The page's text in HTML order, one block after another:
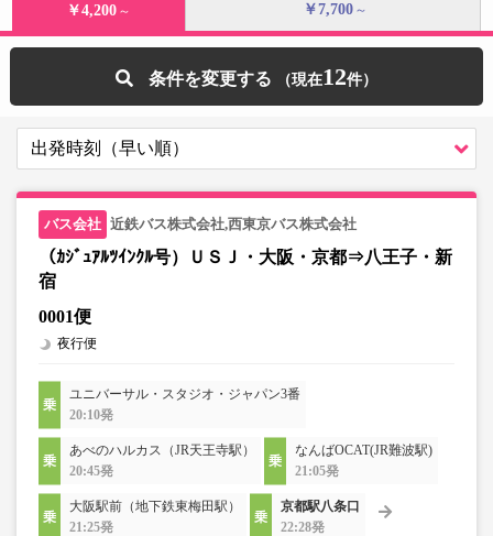
￥4,200 ～ ￥7,700 ～
条件を変更する 12
近鉄バス株式会社,西東京バス株式会社
（ｶｼﾞｭｱﾙﾂｲﾝｸﾙ号）ＵＳＪ・大阪・京都⇒八王子・新
宿
0001便
夜行便
ユニバーサル・スタジオ・ジャパン3番
20:10発
あべのハルカス（JR天王寺駅）
20:45発
なんばOCAT(JR難波駅)
21:05発
大阪駅前（地下鉄東梅田駅）
21:25発
京都駅八条口
22:28発